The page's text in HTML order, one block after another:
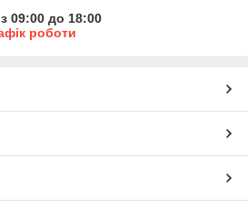
09:00 до 18:00
роботи